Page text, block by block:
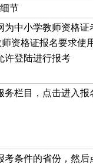
细节
中小学教师资格证
师资格证报名要求使
许登陆进行报考
栏目，点击进入报
条件的省份，然后